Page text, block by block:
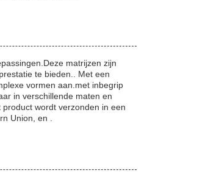
matrijzen zijn
te bieden.. Met een
vormen aan.met inbegrip
in verschillende maten en
wordt verzonden in een
Union, en .